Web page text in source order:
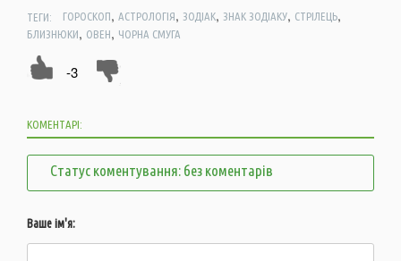
ТЕГИ: ГОРОСКОП, АСТРОЛОГІЯ, ЗОДІАК, ЗНАК ЗОДІАКУ, СТРІЛЕЦЬ,
БЛИЗНЮКИ, ОВЕН, ЧОРНА СМУГА
-3
КОМЕНТАРІ:
Статус коментування: без коментарів
Ваше ім'я: